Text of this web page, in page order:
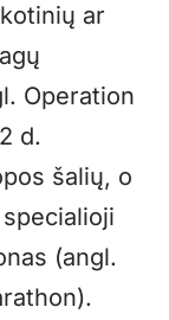
ar
Operation
d.
šalių, o
(angl.